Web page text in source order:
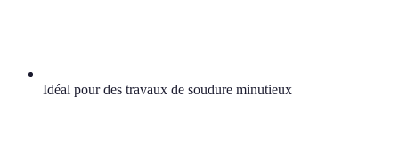
Idéal pour des travaux de soudure minutieux